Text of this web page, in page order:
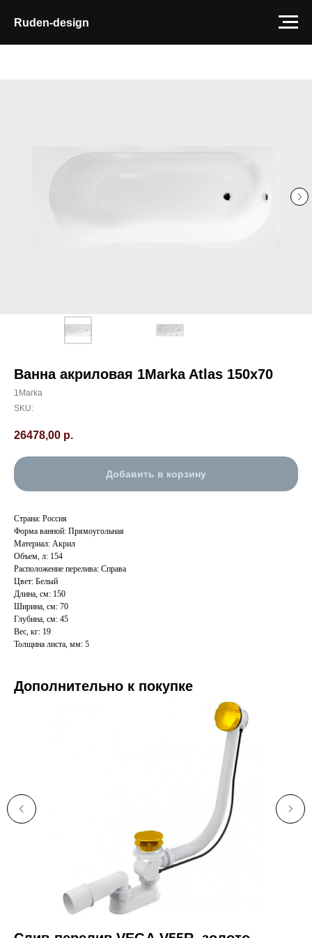
Ruden-design
Ванна акриловая 1Marka Atlas 150x70
1Marka
SKU:
26478,00 р.
Добавить в корзину
Страна: Россия
Форма ванной: Прямоугольная
Материал: Акрил
Объем, л: 154
Расположение перелива: Справа
Цвет: Белый
Длина, см: 150
Ширина, см: 70
Глубина, см: 45
Вес, кг: 19
Толщина листа, мм: 5
Дополнительно к покупке